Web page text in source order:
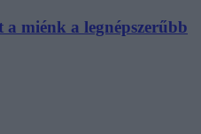
miénk a legnépszerűbb